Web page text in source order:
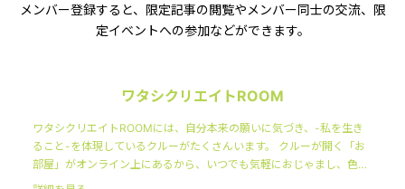
メンバー登録すると、限定記事の閲覧やメンバー同士の交流、限
定イベントへの参加などができます。
ワタシクリエイトROOM
ワタシクリエイトROOMには、自分本来の願いに気づき、-私を生き
ること-を体現しているクルーがたくさんいます。 クルーが開く「お
部屋」がオンライン上にあるから、いつでも気軽におじゃまし、色ん
な人の-ワタシを生きる-ノウハウにふれることができます。 そんな日